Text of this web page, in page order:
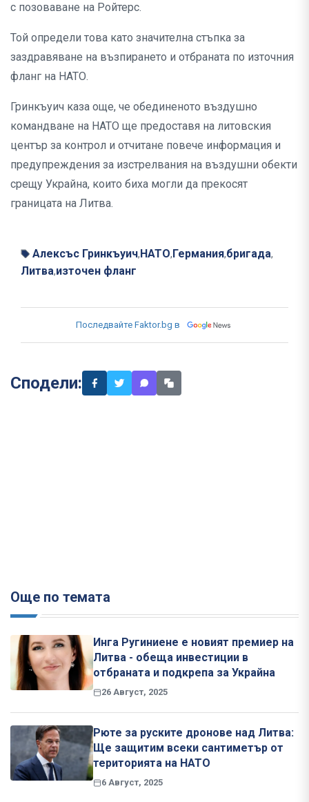
с позоваване на Ройтерс.
Той определи това като значителна стъпка за
заздравяване на възпирането и отбраната по източния
фланг на НАТО.
Гринкъуич каза още, че обединеното въздушно
командване на НАТО ще предоставя на литовския
център за контрол и отчитане повече информация и
предупреждения за изстрелвания на въздушни обекти
срещу Украйна, които биха могли да прекосят
границата на Литва.
Алексъс Гринкъуич, НАТО, Германия,бригада,
Литва,източен фланг
Последвайте Faktor.bg в
Сподели:
Още по темата
Инга Ругиниене е новият премиер на
Литва - обеща инвестиции в
отбраната и подкрепа за Украйна
26 Август, 2025
Рюте за руските дронове над Литва:
Ще защитим всеки сантиметър от
територията на НАТО
6 Август, 2025